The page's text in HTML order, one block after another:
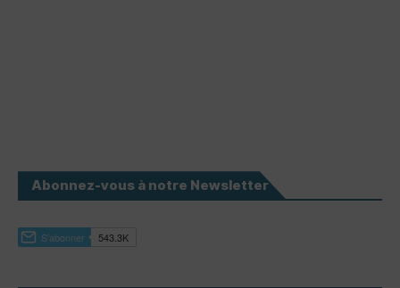
Abonnez-vous à notre Newsletter